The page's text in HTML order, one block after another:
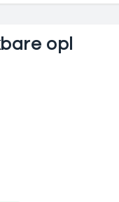
opl